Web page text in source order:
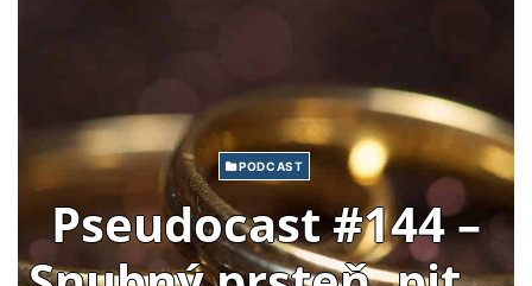
PODCAST
Pseudocast #144 –